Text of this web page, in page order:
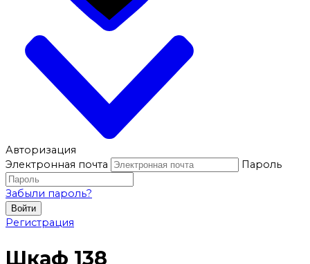
Авторизация
Электронная почта
Пароль
Забыли пароль?
Войти
Регистрация
Шкаф 138